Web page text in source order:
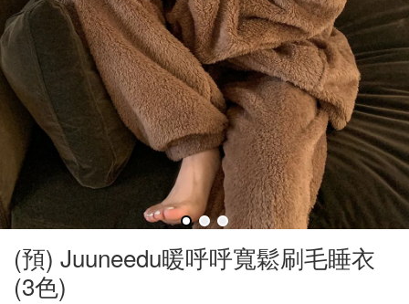
(預) Juuneedu暖呼呼寬鬆刷毛睡衣
(3色)